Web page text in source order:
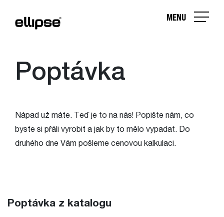
MENU
Poptávka
Nápad už máte. Teď je to na nás! Popište nám, co
byste si přáli vyrobit a jak by to mělo vypadat. Do
druhého dne Vám pošleme cenovou kalkulaci.
Poptávka z katalogu